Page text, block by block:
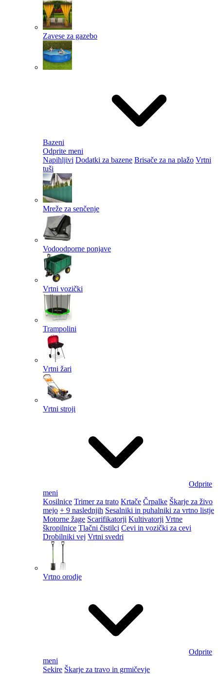
Zavese za gazebo
Bazeni
Odprite meni
Napihljivi Dodatki za bazene Brisače za na plažo Vrtni
tuši
Mreže za senčenje
Vodoodporne ponjave
Vrtni vozički
Trampolini
Vrtni žari
Vrtni stroji
Odprite
meni
Kosilnice Trimer za trato Krtače Črpalke Škarje za živo
mejo + 9 naslednjih Sesalniki in puhalniki za vrtno listje
Motorne žage Scarifikatorji Kultivatorji Vrtne
škropilnice Tlačni čistilci Cevi in vozički za cevi
Drobilniki vej Vrtni svedri
Vrtno orodje
Odprite
meni
Sekire Škarje za travo in grmičevje